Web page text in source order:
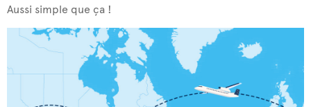
Aussi simple que ça !